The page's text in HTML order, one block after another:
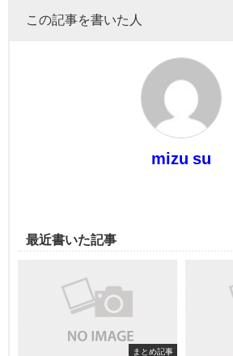
この記事を書いた人
mizu su
最近書いた記事
まとめ記事